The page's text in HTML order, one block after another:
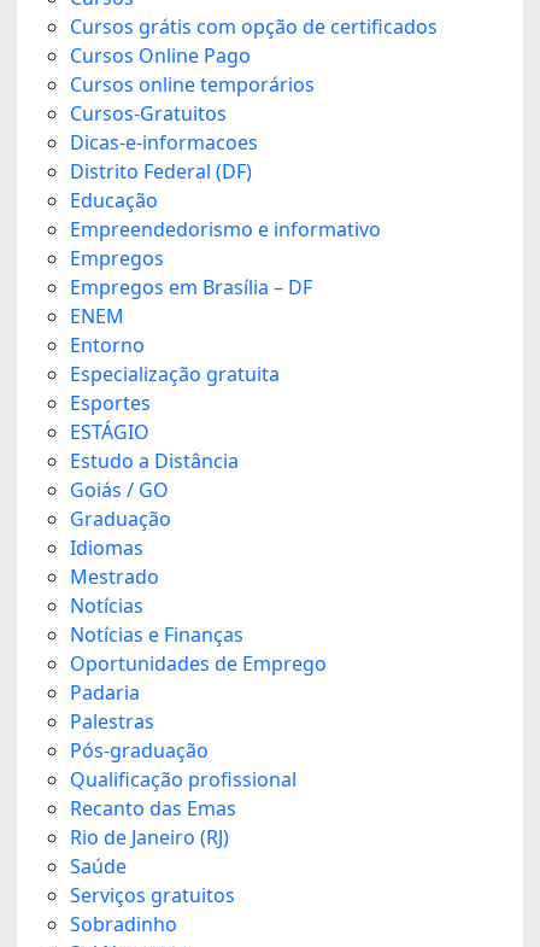
Cursos grátis com opção de certificados
Cursos Online Pago
Cursos online temporários
Cursos-Gratuitos
Dicas-e-informacoes
Distrito Federal (DF)
Educação
Empreendedorismo e informativo
Empregos
Empregos em Brasília – DF
ENEM
Entorno
Especialização gratuita
Esportes
ESTÁGIO
Estudo a Distância
Goiás / GO
Graduação
Idiomas
Mestrado
Notícias
Notícias e Finanças
Oportunidades de Emprego
Padaria
Palestras
Pós-graduação
Qualificação profissional
Recanto das Emas
Rio de Janeiro (RJ)
Saúde
Serviços gratuitos
Sobradinho